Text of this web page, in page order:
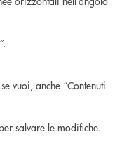
vuoi, anche “Contenuti
salvare le modifiche.